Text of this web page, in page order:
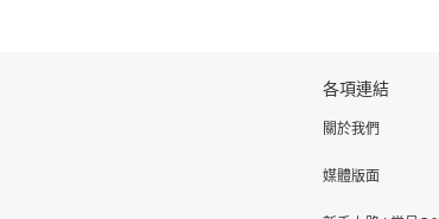
各項連結
關於我們
媒體版面